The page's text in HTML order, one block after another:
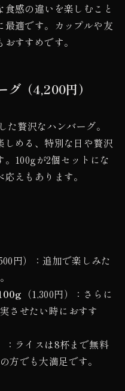
感の違いを楽しむこと
最適です。カップルや友
すすめです。
（4,200円）
贅沢なハンバーグ。
しめる、特別な日や贅沢
100gが2個セットにな
えもあります。
500円）：追加で楽しみた
（1,300円）：さらに
させたい時におすす
：ライスは8杯まで無料
方でも大満足です。